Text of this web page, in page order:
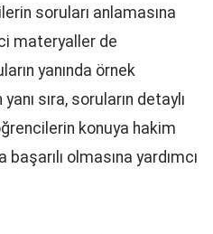
soruları anlamasına
materyaller de
yanında örnek
sıra, soruların detaylı
konuya hakim
olmasına yardımcı